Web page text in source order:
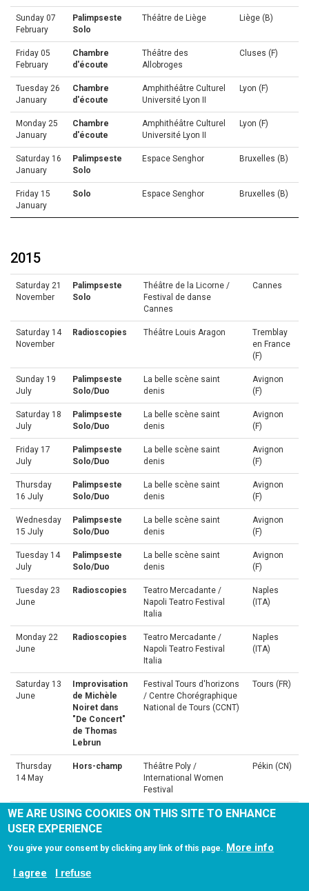
Sunday 07
February
Palimpseste
Solo
Théâtre de Liège Liège (B)
Friday 05
February
Chambre
d'écoute
Théâtre des
Allobroges
Cluses (F)
Tuesday 26
January
Chambre
d'écoute
Amphithéâtre Culturel
Université Lyon II
Lyon (F)
Monday 25
January
Chambre
d'écoute
Amphithéâtre Culturel
Université Lyon II
Lyon (F)
Saturday 16
January
Palimpseste
Solo
Espace Senghor Bruxelles (B)
Friday 15
January
Solo Espace Senghor Bruxelles (B)
2015
Saturday 21
November
Palimpseste
Solo
Théâtre de la Licorne /
Festival de danse
Cannes
Cannes
Saturday 14
November
Radioscopies Théâtre Louis Aragon
Tremblay
en France
(F)
Sunday 19
July
Palimpseste
Solo/Duo
La belle scène saint
denis
Avignon
(F)
Saturday 18
July
Palimpseste
Solo/Duo
La belle scène saint
denis
Avignon
(F)
Friday 17
July
Palimpseste
Solo/Duo
La belle scène saint
denis
Avignon
(F)
Thursday
16 July
Palimpseste
Solo/Duo
La belle scène saint
denis
Avignon
(F)
Wednesday
15 July
Palimpseste
Solo/Duo
La belle scène saint
denis
Avignon
(F)
Tuesday 14
July
Palimpseste
Solo/Duo
La belle scène saint
denis
Avignon
(F)
Tuesday 23
June
Radioscopies
Teatro Mercadante /
Napoli Teatro Festival
Italia
Naples
(ITA)
Monday 22
June
Radioscopies
Teatro Mercadante /
Napoli Teatro Festival
Italia
Naples
(ITA)
Saturday 13
June
Improvisation
de Michèle
Noiret dans
"De Concert"
de Thomas
Lebrun
Festival Tours d'horizons
/ Centre Chorégraphique
National de Tours (CCNT)
Tours (FR)
Thursday
14 May
Hors-champ
Théâtre Poly /
International Women
Festival
Pékin (CN)
Wednesday
13 May
Hors-champ
Théâtre Poly /
Pékin (CN)
23 April
Solo
WE ARE USING COOKIES ON THIS SITE TO ENHANCE
USER EXPERIENCE
You give your consent by clicking any link of this page. More info
I agree I refuse